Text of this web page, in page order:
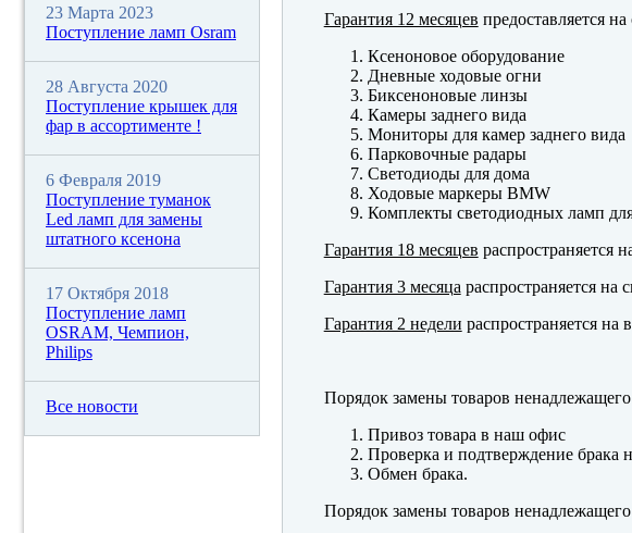
Гарантия 12 месяцев предоставляется
Ксеноновое оборудование
Дневные ходовые огни
Биксеноновые линзы
Камеры заднего вида
Мониторы для камер заднего вида
Парковочные радары
Светодиоды для дома
Ходовые маркеры BMW
Комплекты светодиодных ламп
Гарантия 18 месяцев
Гарантия 3 месяца распространяется
Гарантия 2 недели распространяется
Порядок замены товаров ненадлежащего
Привоз товара в наш офис
Проверка и подтверждение брака
Обмен брака.
Порядок замены товаров ненадлежащего
23 Марта 2023
Поступление ламп Osram
28 Августа 2020
Поступление крышек для
фар в ассортименте !
6 Февраля 2019
Поступление туманок
Led ламп для замены
штатного ксенона
17 Октября 2018
Поступление ламп
OSRAM, Чемпион,
Philips
Все новости